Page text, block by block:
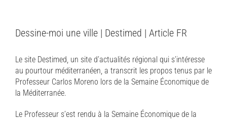
Dessine-moi une ville | Destimed | Article FR
Le site Destimed, un site d’actualités régional qui s’intéresse
au pourtour méditerranéen, a transcrit les propos tenus par le
Professeur Carlos Moreno lors de la Semaine Économique de
la Méditerranée.
Le Professeur s’est rendu à la Semaine Économique de la